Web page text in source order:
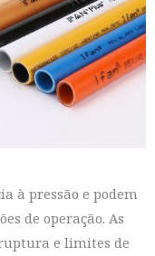
à pressão e podem
de operação. As
ruptura e limites de